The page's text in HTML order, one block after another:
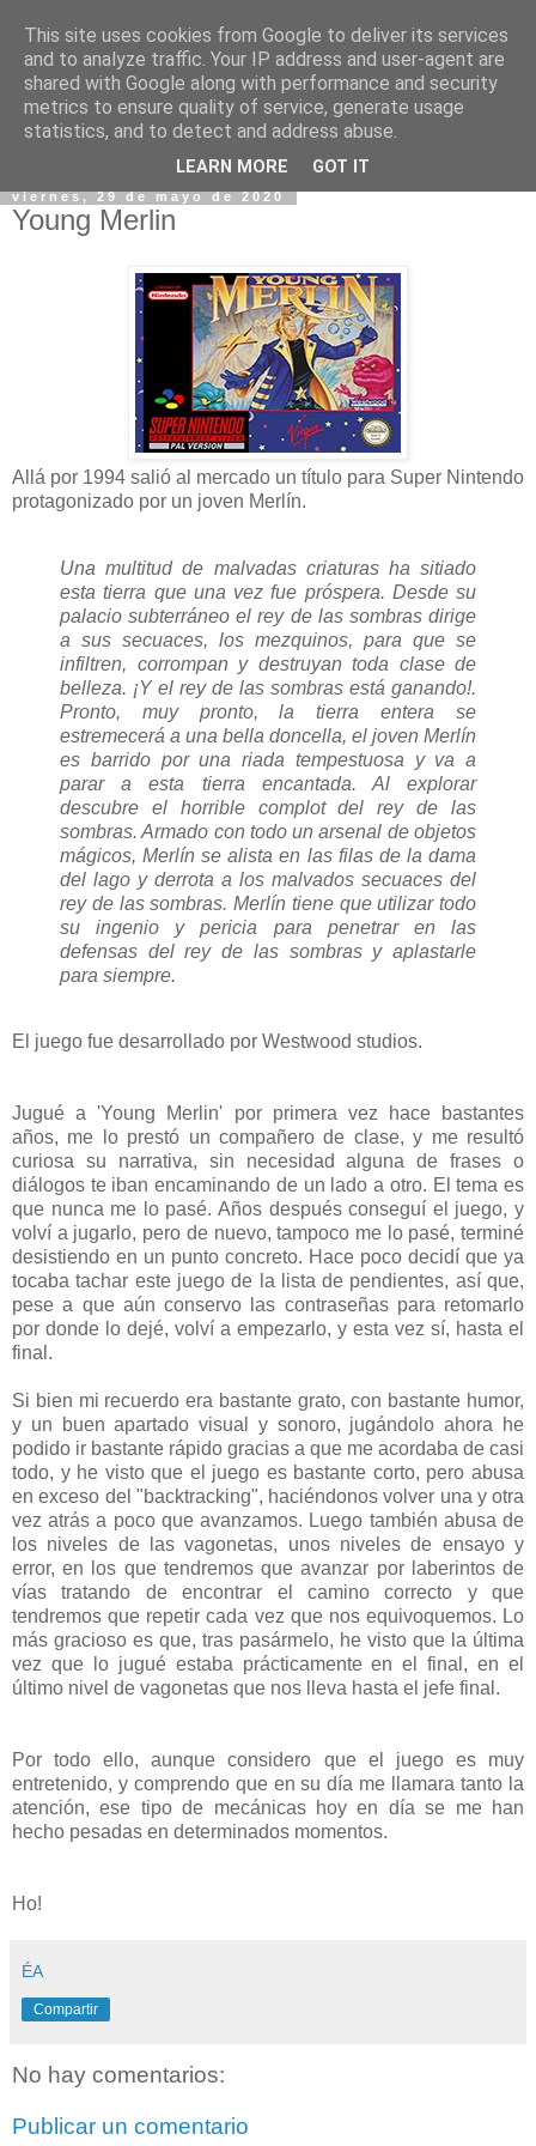
viernes, 29 de mayo de 2020
Young Merlin
Allá por 1994 salió al mercado un título para Super Nintendo
protagonizado por un joven Merlín.
Una multitud de malvadas criaturas ha sitiado
esta tierra que una vez fue próspera. Desde su
palacio subterráneo el rey de las sombras dirige
a sus secuaces, los mezquinos, para que se
infiltren, corrompan y destruyan toda clase de
belleza. ¡Y el rey de las sombras está ganando!.
Pronto, muy pronto, la tierra entera se
estremecerá a una bella doncella, el joven Merlín
es barrido por una riada tempestuosa y va a
parar a esta tierra encantada. Al explorar
descubre el horrible complot del rey de las
sombras. Armado con todo un arsenal de objetos
mágicos, Merlín se alista en las filas de la dama
del lago y derrota a los malvados secuaces del
rey de las sombras. Merlín tiene que utilizar todo
su ingenio y pericia para penetrar en las
defensas del rey de las sombras y aplastarle
para siempre.
El juego fue desarrollado por Westwood studios.
Jugué a 'Young Merlin' por primera vez hace bastantes
años, me lo prestó un compañero de clase, y me resultó
curiosa su narrativa, sin necesidad alguna de frases o
diálogos te iban encaminando de un lado a otro. El tema es
que nunca me lo pasé. Años después conseguí el juego, y
volví a jugarlo, pero de nuevo, tampoco me lo pasé, terminé
desistiendo en un punto concreto. Hace poco decidí que ya
tocaba tachar este juego de la lista de pendientes, así que,
pese a que aún conservo las contraseñas para retomarlo
por donde lo dejé, volví a empezarlo, y esta vez sí, hasta el
final.
Si bien mi recuerdo era bastante grato, con bastante humor,
y un buen apartado visual y sonoro, jugándolo ahora he
podido ir bastante rápido gracias a que me acordaba de casi
todo, y he visto que el juego es bastante corto, pero abusa
en exceso del "backtracking", haciéndonos volver una y otra
vez atrás a poco que avanzamos. Luego también abusa de
los niveles de las vagonetas, unos niveles de ensayo y
error, en los que tendremos que avanzar por laberintos de
vías tratando de encontrar el camino correcto y que
tendremos que repetir cada vez que nos equivoquemos. Lo
más gracioso es que, tras pasármelo, he visto que la última
vez que lo jugué estaba prácticamente en el final, en el
último nivel de vagonetas que nos lleva hasta el jefe final.
Por todo ello, aunque considero que el juego es muy
entretenido, y comprendo que en su día me llamara tanto la
atención, ese tipo de mecánicas hoy en día se me han
hecho pesadas en determinados momentos.
Ho!
ÉA
Compartir
No hay comentarios:
Publicar un comentario
This site uses cookies from Google to deliver its services
and to analyze traffic. Your IP address and user-agent are
shared with Google along with performance and security
metrics to ensure quality of service, generate usage
statistics, and to detect and address abuse.
LEARN MORE GOT IT